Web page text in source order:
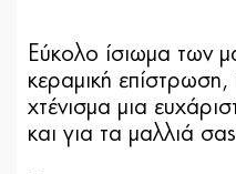
Εύκολο ίσιωμα των
κεραμική
χτένισμα μια
και για τα μαλλιά